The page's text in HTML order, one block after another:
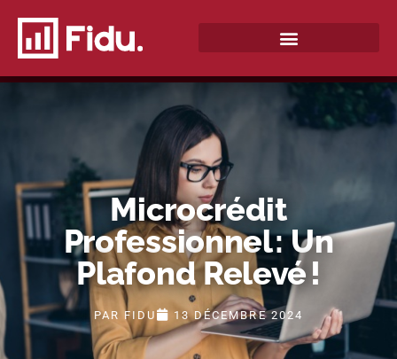
Microcrédit
Professionnel : Un
Plafond Relevé !
PAR FIDU 13 DÉCEMBRE 2024